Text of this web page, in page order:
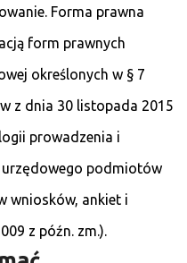
Forma prawna
form prawnych
określonych w § 7
z dnia 30 listopada 2015
prowadzenia i
podmiotów
wniosków, ankiet i
z późn. zm.).